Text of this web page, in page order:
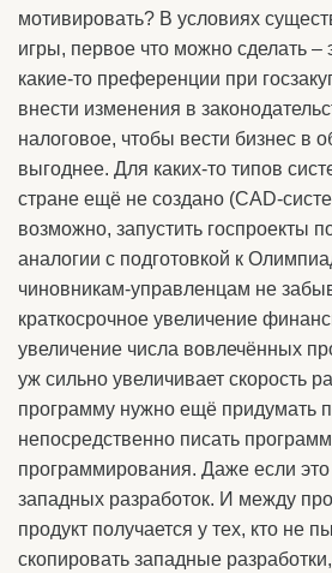
мотивировать? В условиях
игры, первое что можно сделать –
какие-то преференции при
внести изменения в
налоговое, чтобы вести бизнес в
выгоднее. Для каких-то типов
стране ещё не создано (CAD-
возможно, запустить госпроекты
аналогии с подготовкой к
чиновникам-управленцам не
краткосрочное увеличение
увеличение числа вовлечённых
уж сильно увеличивает скорость
программу нужно ещё придумать
непосредственно писать
программирования. Даже если
западных разработок. И между
продукт получается у тех, кто не
скопировать западные